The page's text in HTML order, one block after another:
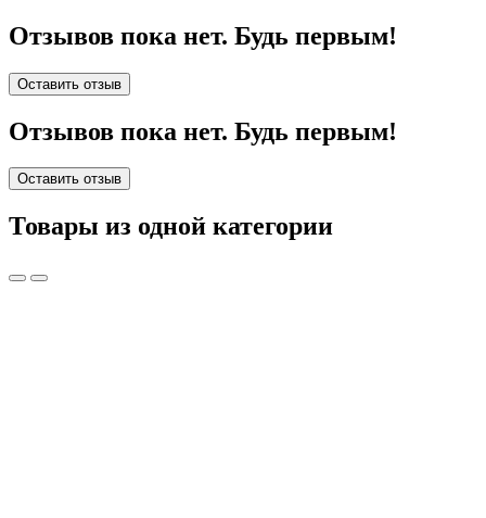
Отзывов пока нет. Будь первым!
Оставить отзыв
Отзывов пока нет. Будь первым!
Оставить отзыв
Товары из одной категории